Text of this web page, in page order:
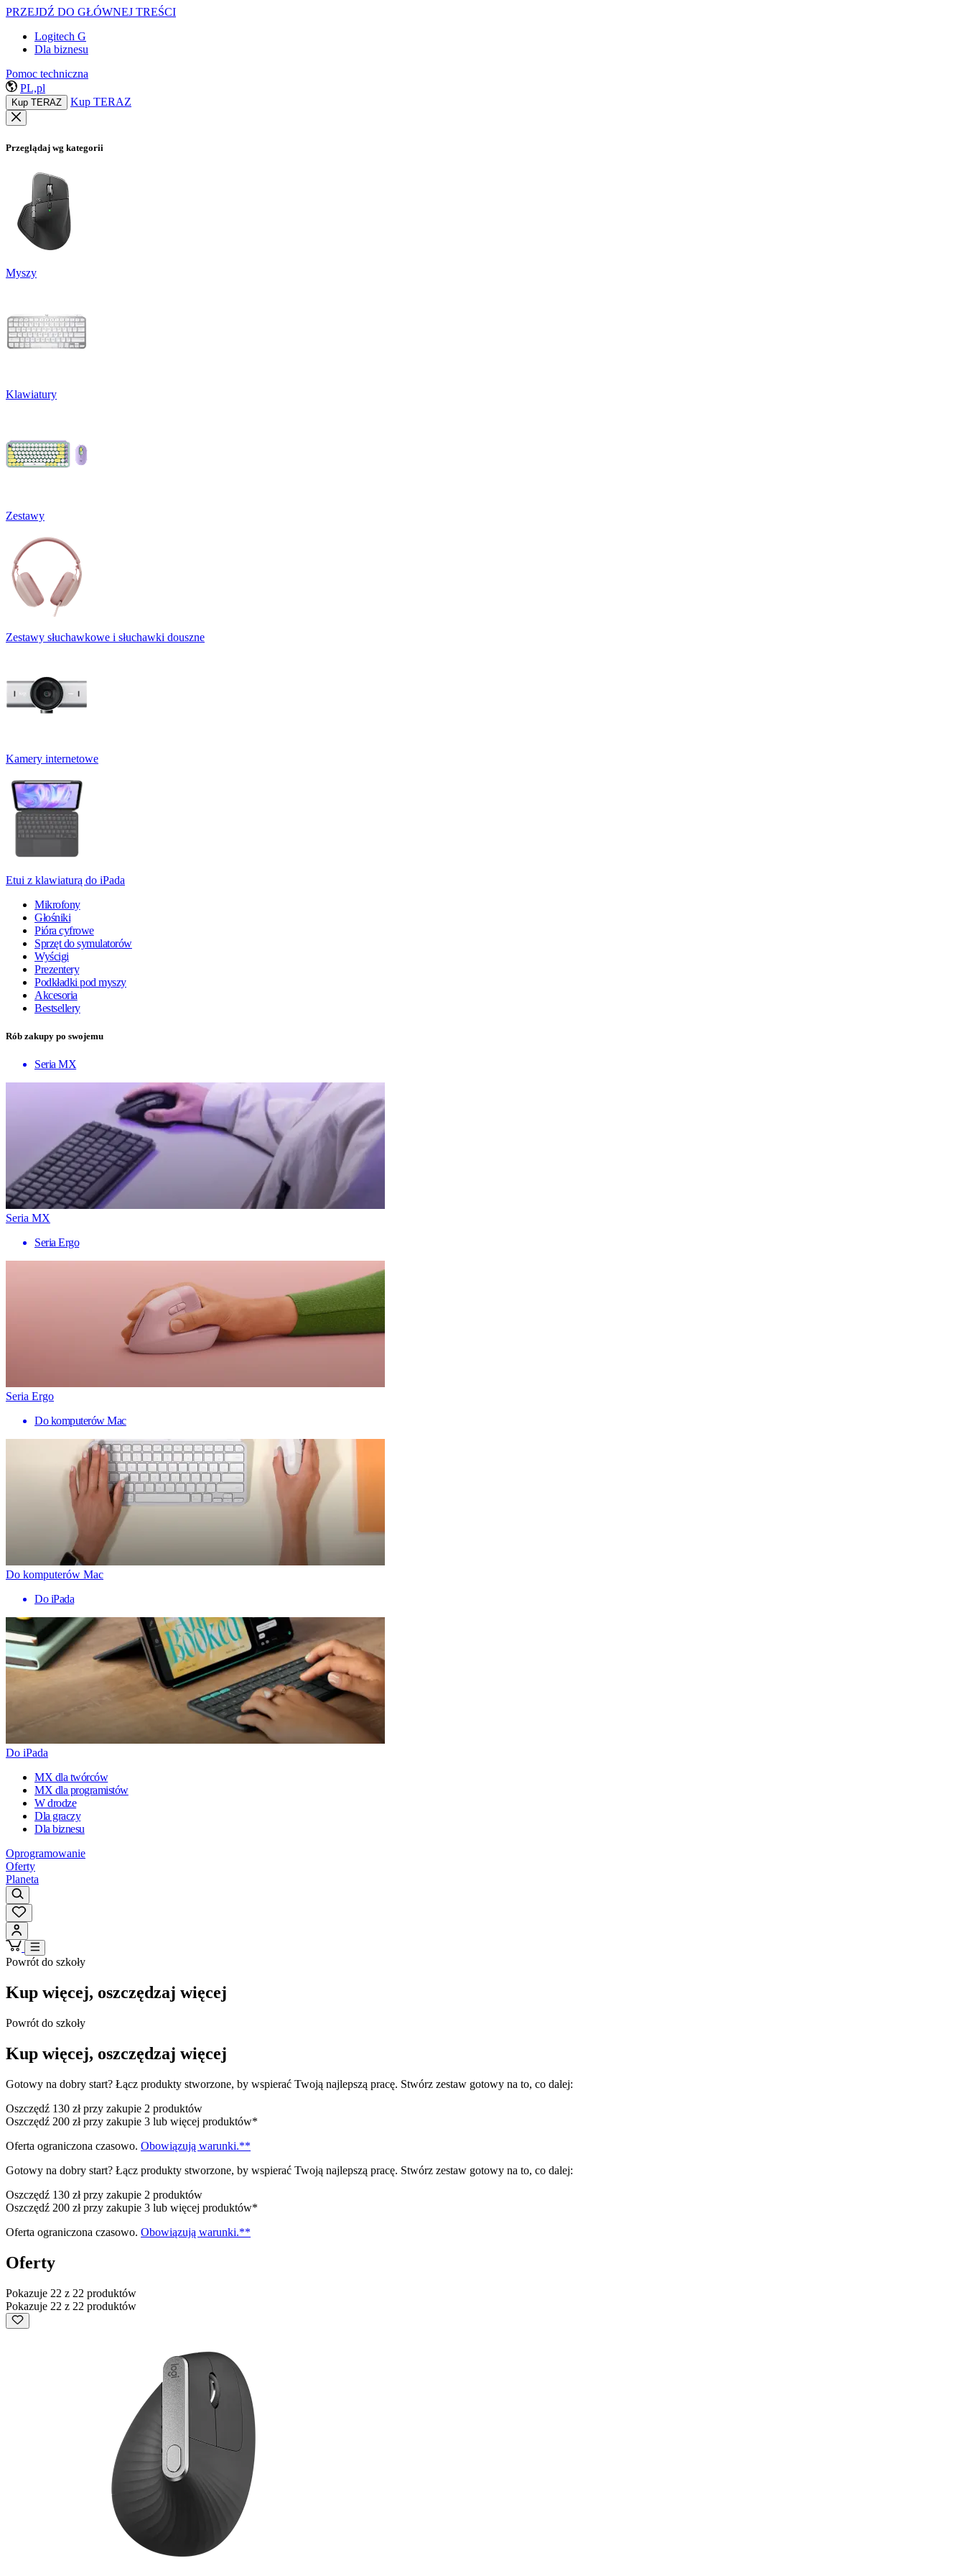
PRZEJDŹ DO GŁÓWNEJ TREŚCI
Logitech G
Dla biznesu
Pomoc techniczna
PL,pl
Kup TERAZ Kup TERAZ
Przeglądaj wg kategorii
Myszy
Klawiatury
Zestawy
Zestawy słuchawkowe i słuchawki douszne
Kamery internetowe
Etui z klawiaturą do iPada
Mikrofony
Głośniki
Pióra cyfrowe
Sprzęt do symulatorów
Wyścigi
Prezentery
Podkładki pod myszy
Akcesoria
Bestsellery
Rób zakupy po swojemu
Seria MX
Seria MX
Seria Ergo
Seria Ergo
Do komputerów Mac
Do komputerów Mac
Do iPada
Do iPada
MX dla twórców
MX dla programistów
W drodze
Dla graczy
Dla biznesu
Oprogramowanie
Oferty
Planeta
Powrót do szkoły
Kup więcej, oszczędzaj więcej
Powrót do szkoły
Kup więcej, oszczędzaj więcej
Gotowy na dobry start? Łącz produkty stworzone, by wspierać Twoją najlepszą pracę. Stwórz zestaw gotowy na to, co dalej:
Oszczędź 130 zł przy zakupie 2 produktów
Oszczędź 200 zł przy zakupie 3 lub więcej produktów*
Oferta ograniczona czasowo. Obowiązują warunki.**
Gotowy na dobry start? Łącz produkty stworzone, by wspierać Twoją najlepszą pracę. Stwórz zestaw gotowy na to, co dalej:
Oszczędź 130 zł przy zakupie 2 produktów
Oszczędź 200 zł przy zakupie 3 lub więcej produktów*
Oferta ograniczona czasowo. Obowiązują warunki.**
Oferty
Pokazuje 22 z 22 produktów
Pokazuje 22 z 22 produktów